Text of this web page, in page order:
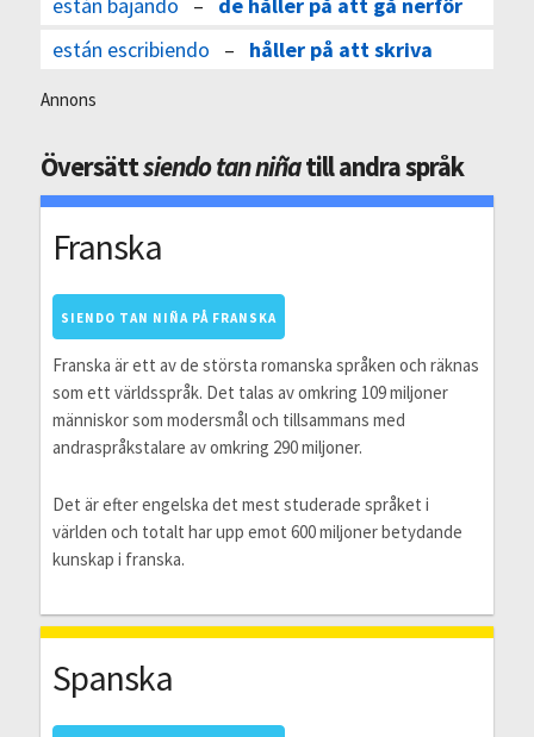
están escribiendo – håller på att skriva
Annons
Översättsiendo tan niñatill andra språk
Franska
SIENDO TAN NIÑA PÅ FRANSKA
Franska är ett av de största romanska språken och räknas
som ett världsspråk. Det talas av omkring 109 miljoner
människor som modersmål och tillsammans med
andraspråkstalare av omkring 290 miljoner.
Det är efter engelska det mest studerade språket i
världen och totalt har upp emot 600 miljoner betydande
kunskap i franska.
Spanska